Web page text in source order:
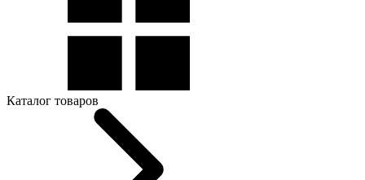
Каталог товаров